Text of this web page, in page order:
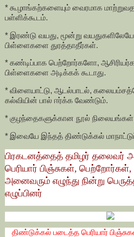
* கூழாங்கற்களையும் வைரமாக
பள்ளிக்கூடம்.
* இரண்டு வயது, மூன்று
பிள்ளைகளை துரத்தாதீர்கள்.
* கண்டிப்பாக பெற்றோர்களோ,
பிள்ளைகளை அடிக்கக் கூடாது.
* விளையாட்டு, ஆடல்பாடல்,
கல்வியின் பால் ஈர்க்க வேண்டும்.
* குழந்தைகளுக்கான நூல்
* இவையே இந்தத் திண்டுக்கல்
பிரகடனத்தைத் தமிழர் தலைவர்
பெரியார் பிஞ்சுகள்,
அனைவரும் எழுந்து நின்று
எழுப்பினர்
திண்டுக்கல் படைத்த பெரியார்